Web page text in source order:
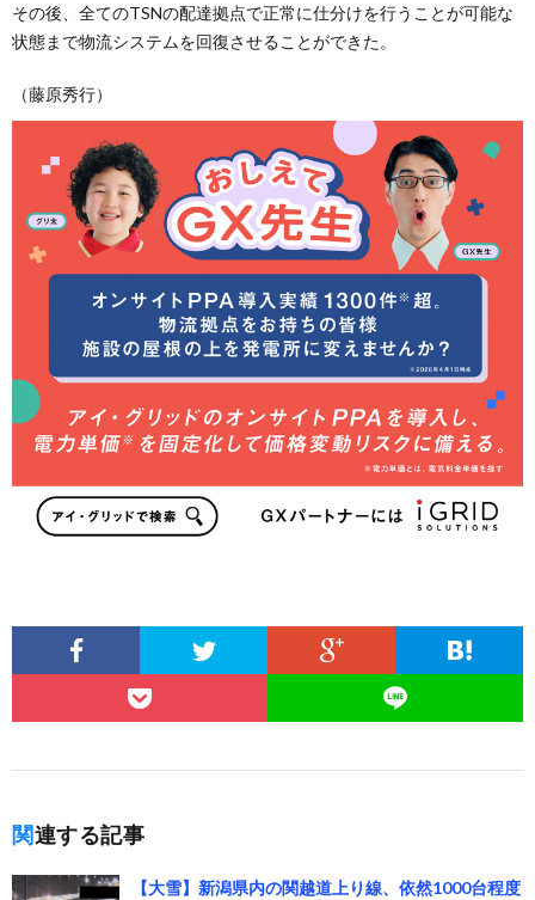
その後、全てのTSNの配達拠点で正常に仕分けを行うことが可能な
状態まで物流システムを回復させることができた。
（藤原秀行）
関連する記事
【大雪】新潟県内の関越道上り線、依然1000台程度